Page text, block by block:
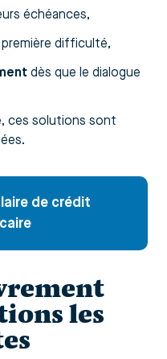
échéances,
première difficulté,
dès que le dialogue
ces solutions sont
de crédit
les